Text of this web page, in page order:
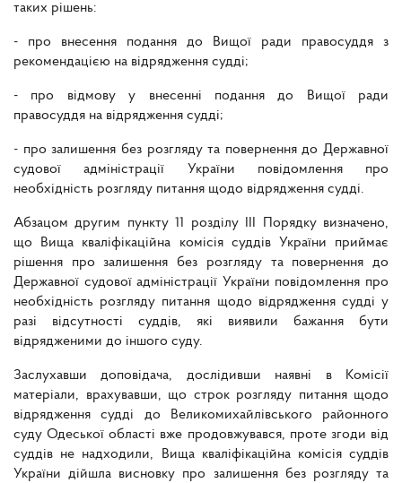
таких рішень:
- про внесення подання до Вищої ради правосуддя з
рекомендацією на відрядження судді;
- про відмову у внесенні подання до Вищої ради
правосуддя на відрядження судді;
- про залишення без розгляду та повернення до Державної
судової адміністрації України повідомлення про
необхідність розгляду питання щодо відрядження судді.
Абзацом другим пункту 11 розділу ІІІ Порядку визначено,
що Вища кваліфікаційна комісія суддів України приймає
рішення про залишення без розгляду та повернення до
Державної судової адміністрації України повідомлення про
необхідність розгляду питання щодо відрядження судді у
разі відсутності суддів, які виявили бажання бути
відрядженими до іншого суду.
Заслухавши доповідача, дослідивши наявні в Комісії
матеріали, врахувавши, що строк розгляду питання щодо
відрядження судді до
Великомихайлівського районного
суду Одеської області вже продовжувався, проте згоди від
суддів не надходили, Вища кваліфікаційна комісія суддів
України дійшла висновку про залишення без розгляду та